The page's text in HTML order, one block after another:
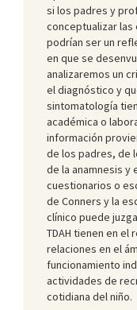
si los padres y
conceptualizar
podrían ser un
en que se
analizaremos un
el diagnóstico y
sintomatología
académica o
información
de los padres, de
de la anamnesis y
cuestionarios o
de Conners y la
clínico puede
TDAH tienen en el
relaciones en el
funcionamiento
actividades de
cotidiana del niño.